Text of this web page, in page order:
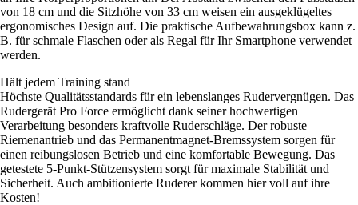
von 18 cm und die Sitzhöhe von 33 cm weisen ein ausgeklügeltes
ergonomisches Design auf. Die praktische Aufbewahrungsbox kann z.
B. für schmale Flaschen oder als Regal für Ihr Smartphone verwendet
werden.
Hält jedem Training stand
Höchste Qualitätsstandards für ein lebenslanges Rudervergnügen. Das
Rudergerät Pro Force ermöglicht dank seiner hochwertigen
Verarbeitung besonders kraftvolle Ruderschläge. Der robuste
Riemenantrieb und das Permanentmagnet-Bremssystem sorgen für
einen reibungslosen Betrieb und eine komfortable Bewegung. Das
getestete 5-Punkt-Stützensystem sorgt für maximale Stabilität und
Sicherheit. Auch ambitionierte Ruderer kommen hier voll auf ihre
Kosten!